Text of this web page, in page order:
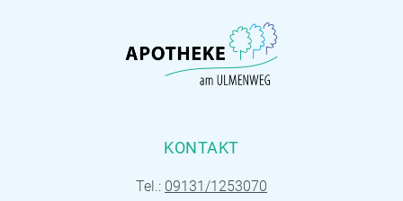
KONTAKT
Tel.: 09131/1253070